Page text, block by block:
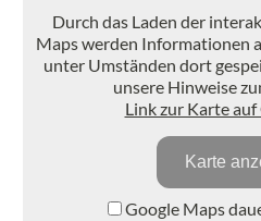
Durch das Laden der
Maps werden Informationen
unter Umständen dort
unsere Hinweise
Link zur Karte
Karte
Google Maps